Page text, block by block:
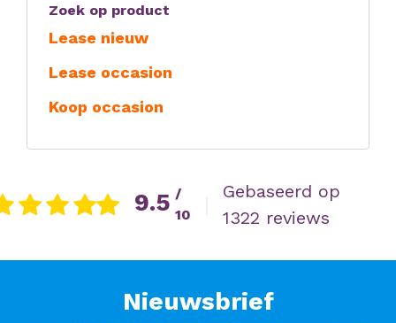
Zoek op product
Lease nieuw
Lease occasion
Koop occasion
9.5 /
10
Gebaseerd op
1322 reviews
Nieuwsbrief